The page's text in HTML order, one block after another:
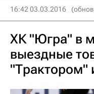
16:42 03.03.2016
ХК "Югра" в
выездные
"Трактором"